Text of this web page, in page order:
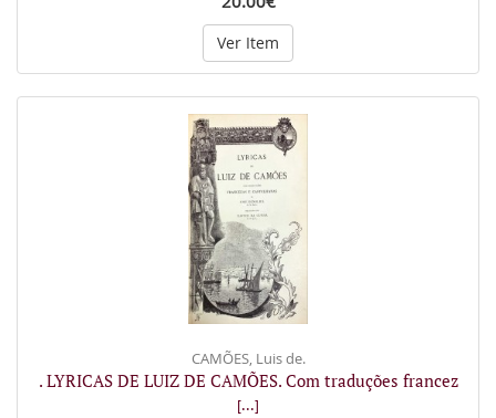
Ver Item
CAMÕES, Luis de.
. LYRICAS DE LUIZ DE CAMÕES. Com traduções francez
[...]